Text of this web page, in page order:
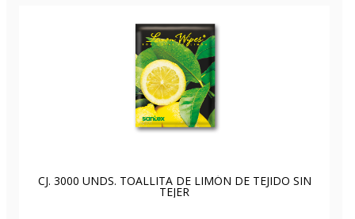
CJ. 3000 UNDS. TOALLITA DE LIMÓN DE TEJIDO SIN
TEJER